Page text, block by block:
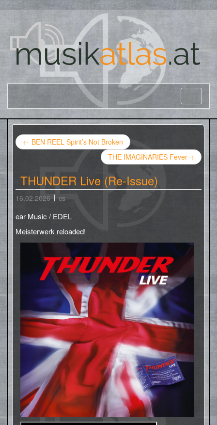
← BEN REEL Spirit’s Not Broken
THE IMAGINARIES Fever→
THUNDER Live (Re-Issue)
16.02.2026 cs
ear Music / EDEL
Meisterwerk reloaded!